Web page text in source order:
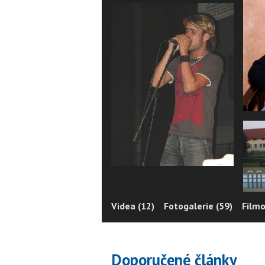
Videa (12) Fotogalerie (59)
Doporučené články